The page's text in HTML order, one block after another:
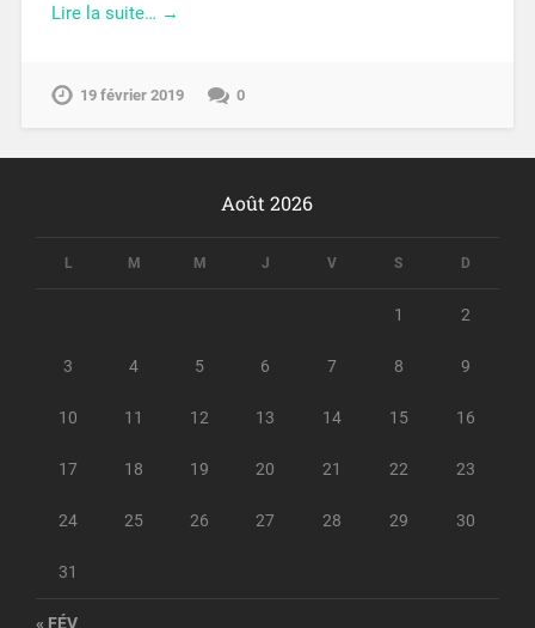
Lire la suite… →
19 février 2019 0
Août 2026
L M M J V S D
1 2
3 4 5 6 7 8 9
10 11 12 13 14 15 16
17 18 19 20 21 22 23
24 25 26 27 28 29 30
31
« FÉV